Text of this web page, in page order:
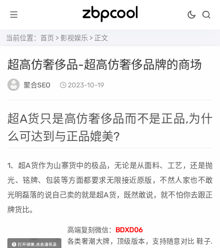
当前位置： 首页 > 影视娱乐 > 正文
超高仿奢侈品-超高仿奢侈品牌的商场
聚合SEO 2023-10-19
超A货只是高仿奢侈品而不是正品,为什
么可达到与正品媲美?
1、超A货作为山寨货中的极品，无论是从面料、工艺，还是抛
光、铭牌、包装等方面都要求无限接近原版，不然人家也不敢
光明磊落的说自己卖的就是超A货，既然敢说，就不怕你去跟正
牌货比。
高端复刻微信： BDXD06
各类奢潮大牌，顶级版本，支持随意对比 鞋子.